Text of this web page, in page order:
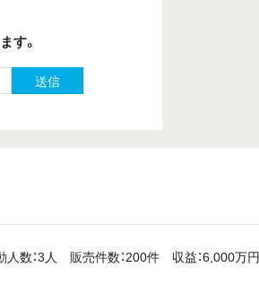
す。
送信
人数：3人 販売件数：200件 収益：6,000万円